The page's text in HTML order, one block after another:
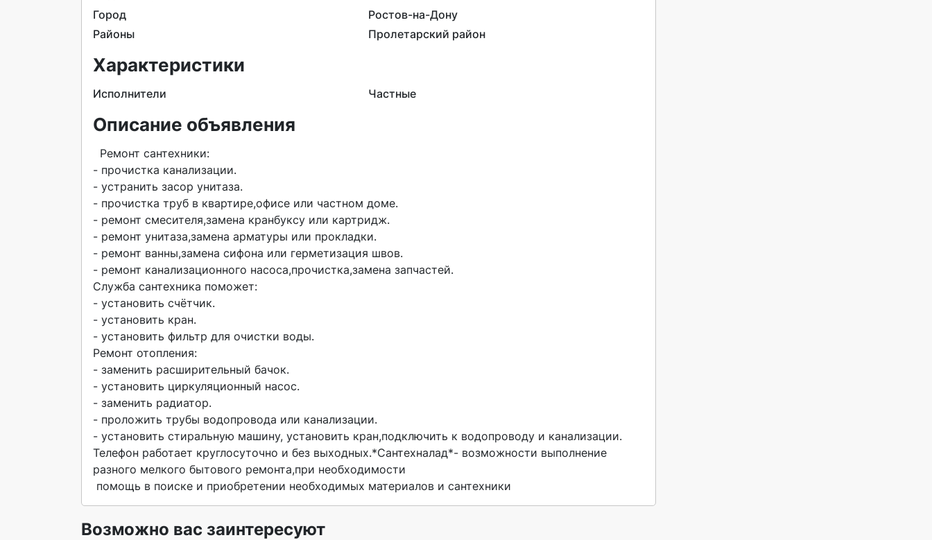
Город
Ростов-на-Дону
Районы
Пролетарский район
Характеристики
Исполнители Частные
Описание объявления
- прочистка канализации.
- устранить засор унитаза.
- прочистка труб в квартире,офисе или частном доме.
- ремонт смесителя,замена кранбуксу или картридж.
- ремонт унитаза,замена арматуры или прокладки.
- ремонт ванны,замена сифона или герметизация швов.
- ремонт канализационного насоса,прочистка,замена запчастей.
Служба сантехника поможет:
- установить счётчик.
- установить кран.
- установить фильтр для очистки воды.
Ремонт отопления:
- заменить расширительный бачок.
- установить циркуляционный насос.
- заменить радиатор.
- проложить трубы водопровода или канализации.
- установить стиральную машину, установить кран,подключить к водопроводу и канализации.
Телефон работает круглосуточно и без выходных.*Сантехналад*- возможности выполнение
разного мелкого бытового ремонта,при необходимости
помощь в поиске и приобретении необходимых материалов и сантехники
Возможно вас заинтересуют